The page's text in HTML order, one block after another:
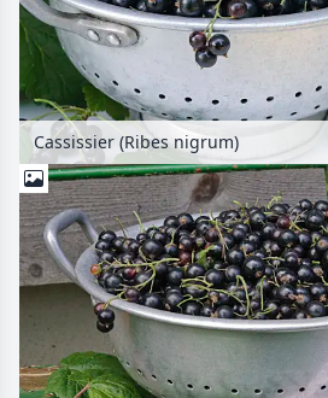
Cassissier (Ribes nigrum)